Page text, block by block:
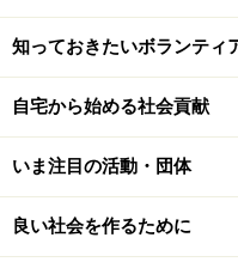
知っておきたいボランティ
自宅から始める社会貢献
いま注目の活動・団体
良い社会を作るために